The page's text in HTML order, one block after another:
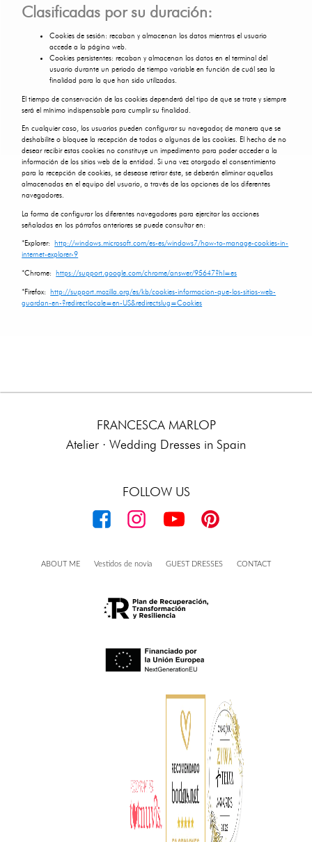
Clasificadas por su duración:
Cookies de sesión: recaban y almacenan los datos mientras el usuario
accede a la página web.
Cookies persistentes: recaban y almacenan los datos en el terminal del
usuario durante un periodo de tiempo variable en función de cuál sea la
finalidad para la que han sido utilizadas.
El tiempo de conservación de las cookies dependerá del tipo de que se trate y siempre
será el mínimo indispensable para cumplir su finalidad.
En cualquier caso, los usuarios pueden configurar su navegador, de manera que se
deshabilite o bloquee la recepción de todas o algunas de las cookies. El hecho de no
desear recibir estas cookies no constituye un impedimento para poder acceder a la
información de los sitios web de la entidad. Si una vez otorgado el consentimiento
para la recepción de cookies, se desease retirar éste, se deberán eliminar aquellas
almacenadas en el equipo del usuario, a través de las opciones de los diferentes
navegadores.
La forma de configurar los diferentes navegadores para ejercitar las acciones
señaladas en los párrafos anteriores se puede consultar en:
*Explorer: http://windows.microsoft.com/es-es/windows7/how-to-manage-cookies-in-
internet-explorer-9
*Chrome:https://support.google.com/chrome/answer/95647?hl=es
*Firefox:http://support.mozilla.org/es/kb/cookies-informacion-que-los-sitios-web-
guardan-en-?redirectlocale=en-US&redirectslug=Cookies
FRANCESCA MARLOP
Atelier · Wedding Dresses in Spain
FOLLOW US
ABOUT ME Vestidos de novia GUEST DRESSES CONTACT